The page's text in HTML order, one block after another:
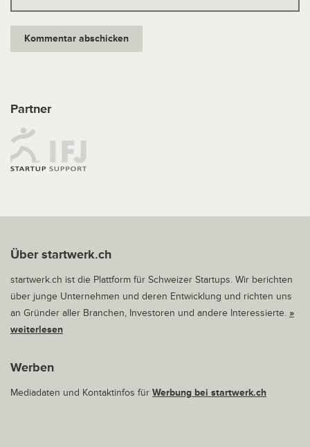
Partner
Über startwerk.ch
startwerk.ch ist die Plattform für Schweizer Startups. Wir berichten
über junge Unternehmen und deren Entwicklung und richten uns
an Gründer aller Branchen, Investoren und andere Interessierte. »
weiterlesen
Werben
Mediadaten und Kontaktinfos für Werbung bei startwerk.ch